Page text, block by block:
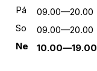
Pá
09.00—20.00
So
09.00—20.00
Ne
10.00—19.00